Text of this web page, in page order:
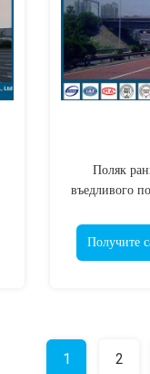
Поляк
въедливого
Получите
1 2